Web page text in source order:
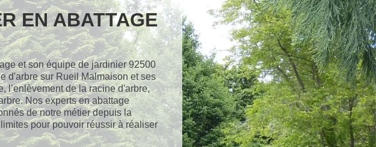
EN ABATTAGE
et son équipe de jardinier 92500
d'arbre sur Rueil Malmaison et ses
l’enlèvement de la racine d'arbre,
Nos experts en abattage
de notre métier depuis la
pour pouvoir réussir à réaliser